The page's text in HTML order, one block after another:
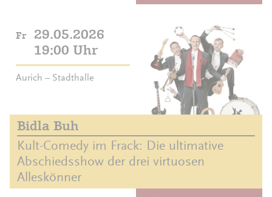
Fr
29.05.2026
19:00 Uhr
Aurich – Stadthalle
Bidla Buh
Kult-Comedy im Frack: Die ultimative
Abschiedsshow der drei virtuosen
Alleskönner